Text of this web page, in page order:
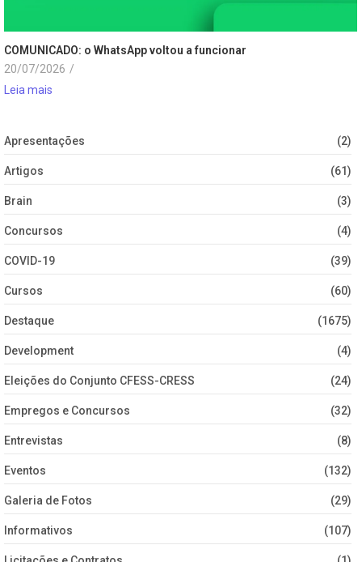
COMUNICADO: o WhatsApp voltou a funcionar
20/07/2026 /
Leia mais
Apresentações (2)
Artigos (61)
Brain (3)
Concursos (4)
COVID-19 (39)
Cursos (60)
Destaque (1675)
Development (4)
Eleições do Conjunto CFESS-CRESS (24)
Empregos e Concursos (32)
Entrevistas (8)
Eventos (132)
Galeria de Fotos (29)
Informativos (107)